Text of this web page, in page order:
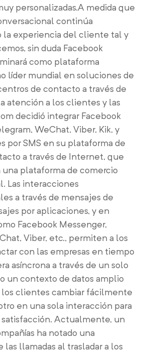
personalizadas.A medida que
continúa
la experiencia del cliente tal y
sin duda Facebook
como plataforma
líder mundial en soluciones de
de contacto a través de
atención a los clientes y las
decidió integrar Facebook
WeChat, Viber, Kik, y
por SMS en su plataforma de
a través de Internet, que
plataforma de comercio
Las interacciones
a través de mensajes de
por aplicaciones, y en
Facebook Messenger,
Viber, etc., permiten a los
con las empresas en tiempo
asíncrona a través de un solo
un contexto de datos amplio
clientes cambiar fácilmente
en una sola interacción para
satisfacción. Actualmente, un
ha notado una
las llamadas al trasladar a los